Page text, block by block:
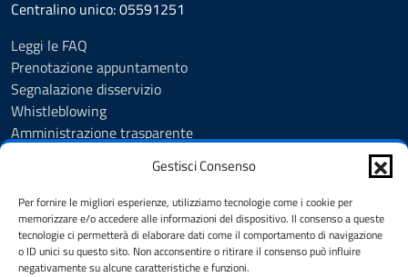
Gestisci Consenso
Per fornire le migliori esperienze, utilizziamo tecnologie come i cookie per
memorizzare e/o accedere alle informazioni del dispositivo. Il consenso a queste
tecnologie ci permetterà di elaborare dati come il comportamento di navigazione
o ID unici su questo sito. Non acconsentire o ritirare il consenso può influire
negativamente su alcune caratteristiche e funzioni.
Centralino unico: 05591251
Leggi le FAQ
Prenotazione appuntamento
Segnalazione disservizio
Whistleblowing
Amministrazione trasparente
Albo Pretorio
Cookie Policy
Informativa privacy
Dichiarazione di accessibilità